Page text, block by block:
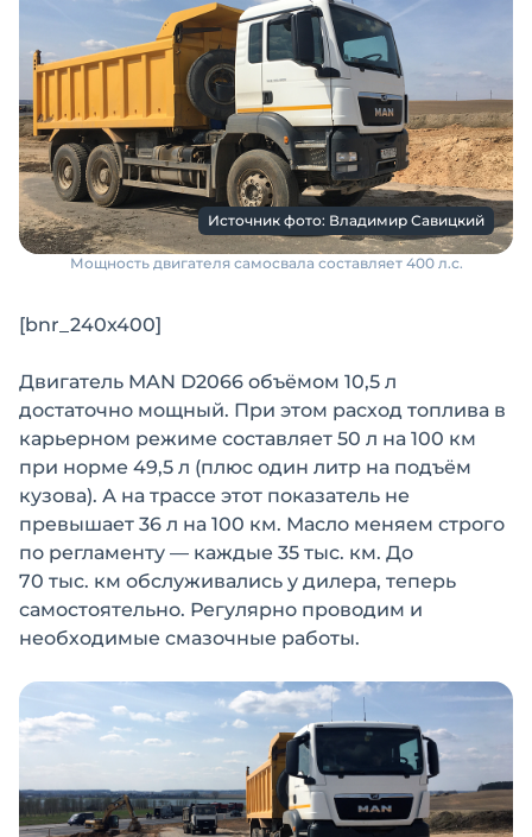
Источник фото: Владимир Савицкий
Мощность двигателя самосвала составляет 400 л.с.
[bnr_240x400]
Двигатель MAN D2066 объёмом 10,5 л
достаточно мощный. При этом расход топлива в
карьерном режиме составляет 50 л на 100 км
при норме 49,5 л (плюс один литр на подъём
кузова). А на трассе этот показатель не
превышает 36 л на 100 км. Масло меняем строго
по регламенту — каждые 35 тыс. км. До
70 тыс. км обслуживались у дилера, теперь
самостоятельно. Регулярно проводим и
необходимые смазочные работы.